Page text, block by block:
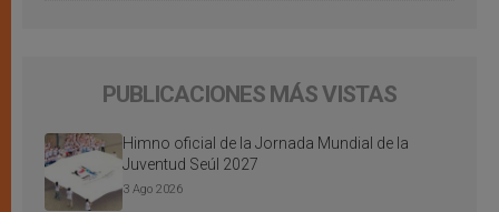
PUBLICACIONES MÁS VISTAS
Himno oficial de la Jornada Mundial de la
Juventud Seúl 2027
3 Ago 2026